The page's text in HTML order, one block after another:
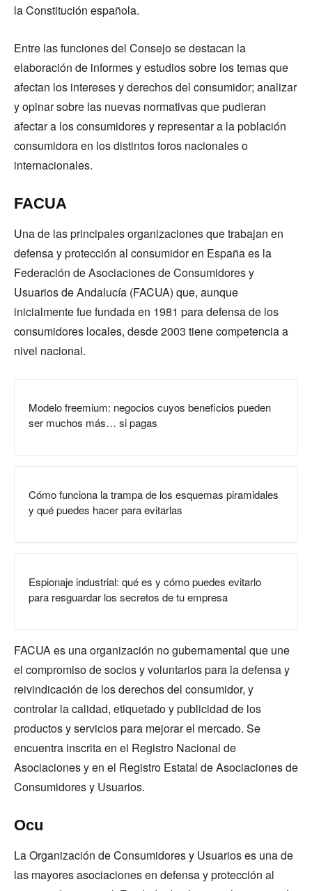
la Constitución española.
Entre las funciones del Consejo se destacan la
elaboración de informes y estudios sobre los temas que
afectan los intereses y derechos del consumidor; analizar
y opinar sobre las nuevas normativas que pudieran
afectar a los consumidores y representar a la población
consumidora en los distintos foros nacionales o
internacionales.
FACUA
Una de las principales organizaciones que trabajan en
defensa y protección al consumidor en España es la
Federación de Asociaciones de Consumidores y
Usuarios de Andalucía (FACUA) que, aunque
inicialmente fue fundada en 1981 para defensa de los
consumidores locales, desde 2003 tiene competencia a
nivel nacional.
Modelo freemium: negocios cuyos beneficios pueden
ser muchos más… si pagas
Cómo funciona la trampa de los esquemas piramidales
y qué puedes hacer para evitarlas
Espionaje industrial: qué es y cómo puedes evitarlo
para resguardar los secretos de tu empresa
FACUA es una organización no gubernamental que une
el compromiso de socios y voluntarios para la defensa y
reivindicación de los derechos del consumidor, y
controlar la calidad, etiquetado y publicidad de los
productos y servicios para mejorar el mercado. Se
encuentra inscrita en el Registro Nacional de
Asociaciones y en el Registro Estatal de Asociaciones de
Consumidores y Usuarios.
Ocu
La Organización de Consumidores y Usuarios es una de
las mayores asociaciones en defensa y protección al